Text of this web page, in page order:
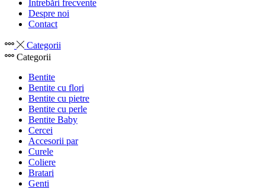
Întrebări frecvente
Despre noi
Contact
Categorii
Categorii
Bentite
Bentite cu flori
Bentite cu pietre
Bentite cu perle
Bentite Baby
Cercei
Accesorii par
Curele
Coliere
Bratari
Genti